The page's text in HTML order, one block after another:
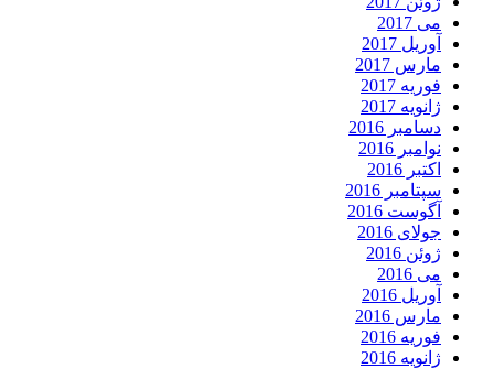
می 2017
آوریل 2017
مارس 2017
فوریه 2017
ژانویه 2017
دسامبر 2016
نوامبر 2016
اکتبر 2016
سپتامبر 2016
آگوست 2016
جولای 2016
ژوئن 2016
می 2016
آوریل 2016
مارس 2016
فوریه 2016
ژانویه 2016